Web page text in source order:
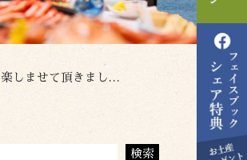
の総会に出席いたしました。
検索